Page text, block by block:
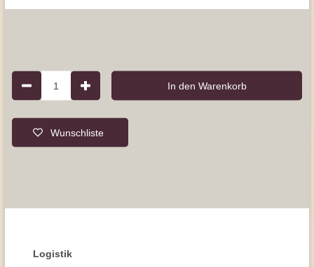
1 In den Warenkorb
Wunschliste
Logistik